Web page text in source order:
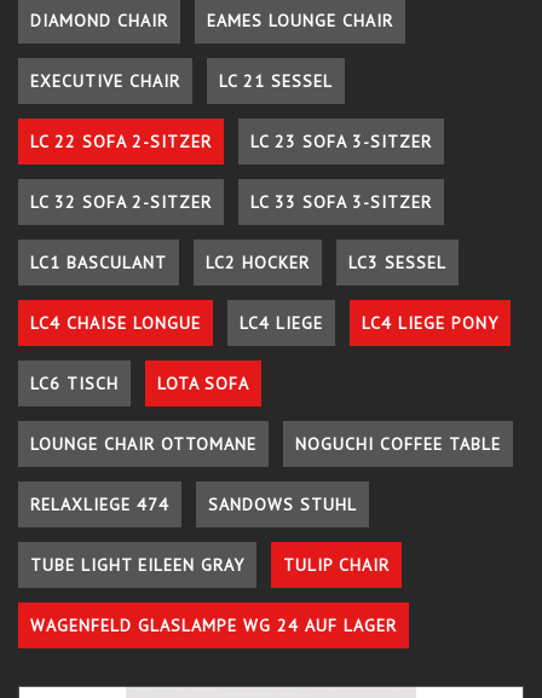
DIAMOND CHAIR EAMES LOUNGE CHAIR
EXECUTIVE CHAIR LC 21 SESSEL
LC 22 SOFA 2-SITZER LC 23 SOFA 3-SITZER
LC 32 SOFA 2-SITZER LC 33 SOFA 3-SITZER
LC1 BASCULANT LC2 HOCKER LC3 SESSEL
LC4 CHAISE LONGUE LC4 LIEGE LC4 LIEGE PONY
LC6 TISCH LOTA SOFA
LOUNGE CHAIR OTTOMANE NOGUCHI COFFEE TABLE
RELAXLIEGE 474 SANDOWS STUHL
TUBE LIGHT EILEEN GRAY TULIP CHAIR
WAGENFELD GLASLAMPE WG 24 AUF LAGER